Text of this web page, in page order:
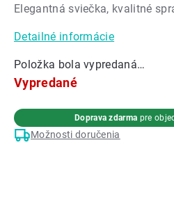
z
hviezdičiek.
Položka bola vypredaná…
Elegantná sviečka, kvalitné
Detailné informácie
Vypredané
Možnosti doručenia
Doprava zdarma pre